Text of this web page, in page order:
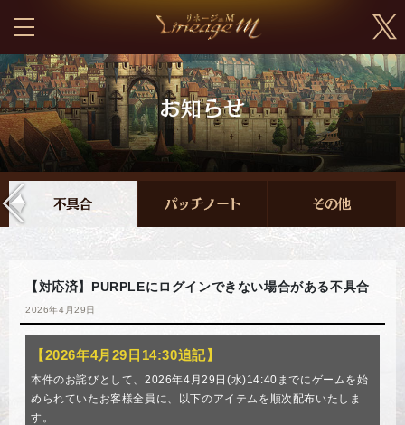
【対応済】PURPLEにログインできない場合がある不具合
2026年4月29日
【2026年4月29日14:30追記】
本件のお詫びとして、2026年4月29日(水)14:40までにゲームを始
められていたお客様全員に、以下のアイテムを順次配布いたしま
す。